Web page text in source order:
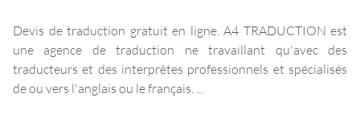
Devis de traduction gratuit en ligne. A4 TRADUCTION est
une agence de traduction ne travaillant qu'avec des
traducteurs et des interprètes professionnels et spécialisés
de ou vers l'anglais ou le français. ...